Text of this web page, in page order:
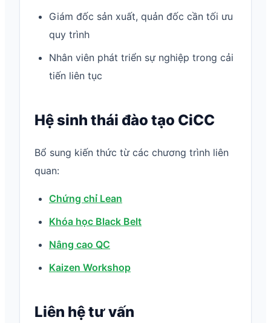
Giám đốc sản xuất, quản đốc cần tối ưu
quy trình
Nhân viên phát triển sự nghiệp trong cải
tiến liên tục
Hệ sinh thái đào tạo CiCC
Bổ sung kiến thức từ các chương trình liên
quan:
Chứng chỉ Lean
Khóa học Black Belt
Nâng cao QC
Kaizen Workshop
Liên hệ tư vấn